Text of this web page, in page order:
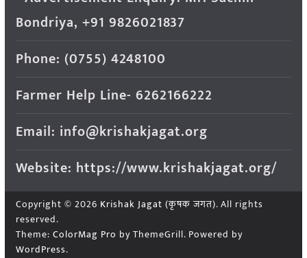
Bondriya, +91 9826021837
Phone: (0755) 4248100
Farmer Help Line- 6262166222
Email: info@krishakjagat.org
Website: https://www.krishakjagat.org/
Copyright © 2026 Krishak Jagat (कृषक जगत). All rights
reserved.
Theme: ColorMag Pro by ThemeGrill. Powered by
WordPress.